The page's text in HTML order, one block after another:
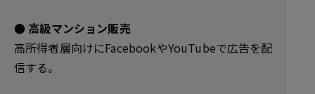
● 高級マンション販売
高所得者層向けにFacebookやYouTubeで広告を配
信する。